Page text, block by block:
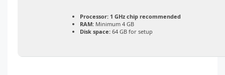
Processor: 1 GHz chip recommended
RAM: Minimum 4 GB
Disk space: 64 GB for setup